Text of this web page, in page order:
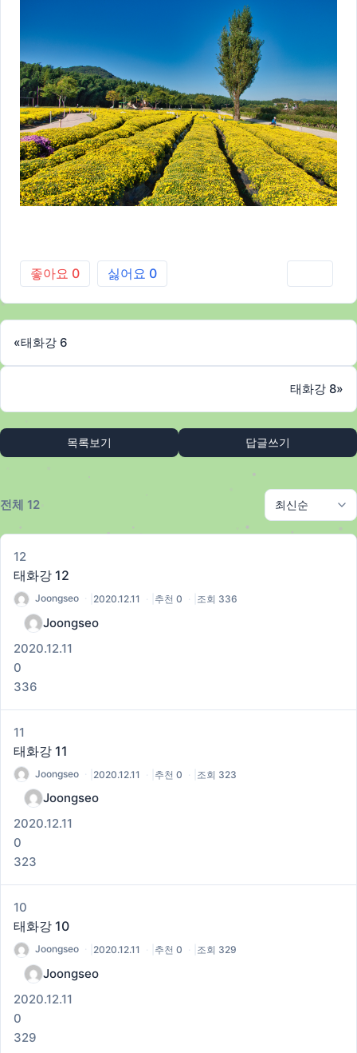
좋아요 0 싫어요 0
«태화강 6
태화강 8»
목록보기 답글쓰기
전체 12
12
태화강 12
Joongseo 2020.12.11 추천 0 조회 336
Joongseo
2020.12.11
0
336
11
태화강 11
Joongseo 2020.12.11 추천 0 조회 323
Joongseo
2020.12.11
0
323
10
태화강 10
Joongseo 2020.12.11 추천 0 조회 329
Joongseo
2020.12.11
0
329